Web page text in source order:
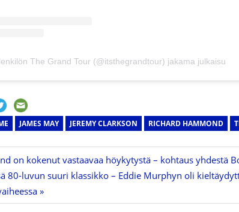
The Grand Tour (@itsthegrandtour) jakama julkaisu
JAMES MAY JEREMY CLARKSON RICHARD HAMMOND
on kokenut vastaavaa höykytystä – kohtaus yhdestä
80-luvun suuri klassikko – Eddie Murphyn oli